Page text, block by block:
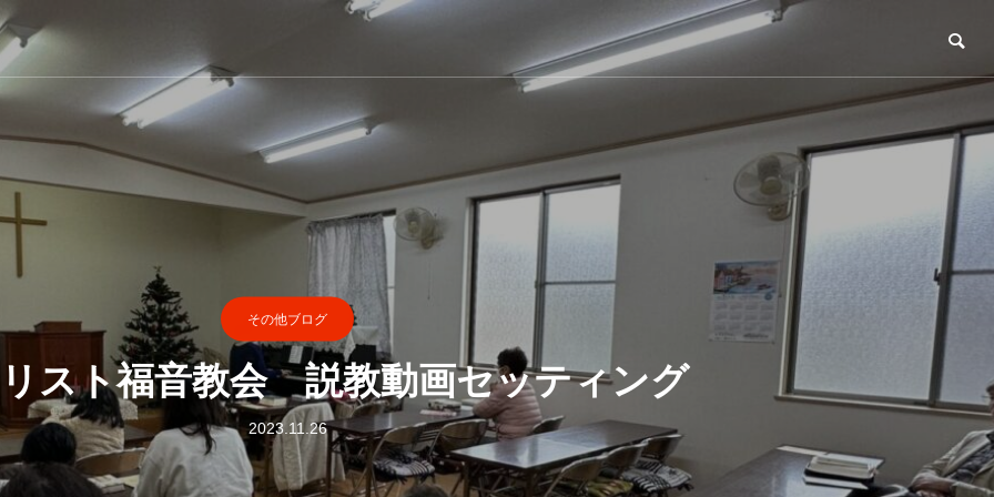
その他ブログ
スト福音教会 説教動画セッティング
2023.11.26